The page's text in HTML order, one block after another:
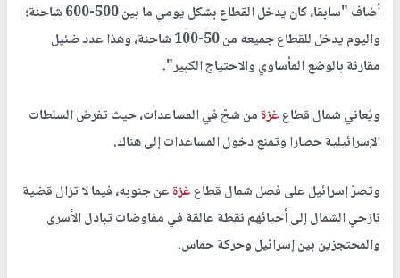
أضاف "سابقا، كان يدخل القطاع بشكل يومي ما بين 500-600 شاحنة؛
واليوم يدخل للقطاع جميعه من 50-100 شاحنة، وهذا عدد ضئيل
مقارنة بالوضع المأساوي والاحتياج الكبير".
ويُعاني شمال قطاعغزةمن شحّ في المساعدات، حيث تفرض السلطات
الإسرائيلية حصارا وتمنع دخول المساعدات إلى هناك.
وتصرّ إسرائيل على فصل شمال قطاعغزةعن جنوبه، فيما لا تزال قضية
نازحي الشمال إلى أحيائهم نقطة عالقة في مفاوضات تبادل الأسرى
والمحتجزين بين إسرائيل وحركة حماس.